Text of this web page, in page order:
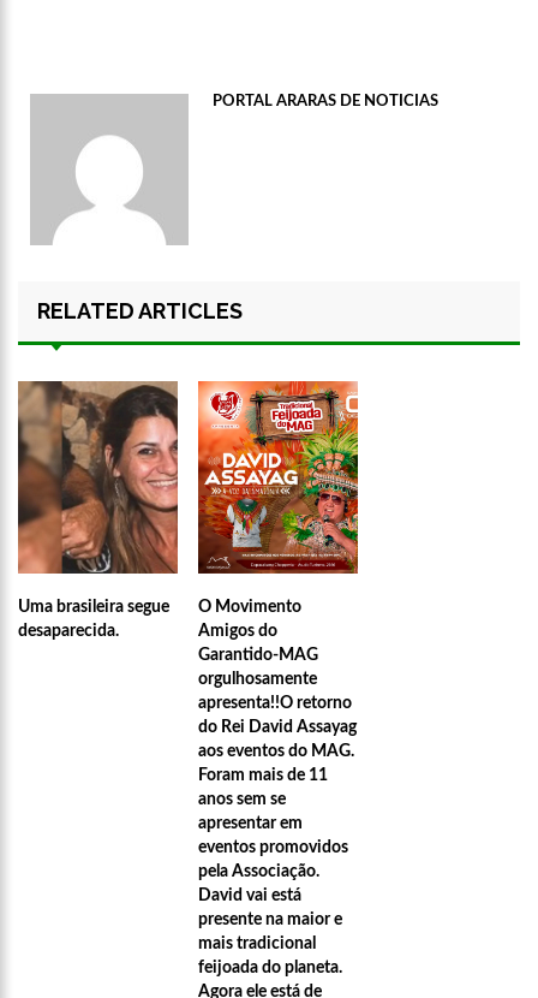
PORTAL ARARAS DE NOTICIAS
RELATED ARTICLES
Uma brasileira segue
desaparecida.
O Movimento
Amigos do
Garantido-MAG
orgulhosamente
apresenta!!O retorno
do Rei David Assayag
aos eventos do MAG.
Foram mais de 11
anos sem se
apresentar em
eventos promovidos
pela Associação.
David vai está
presente na maior e
mais tradicional
feijoada do planeta.
Agora ele está de